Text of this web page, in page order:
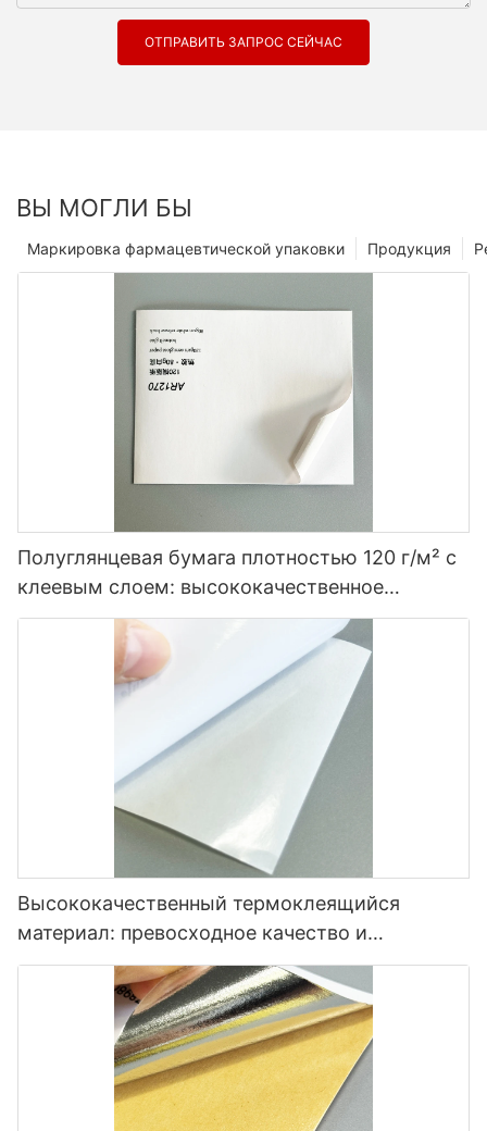
ОТПРАВИТЬ ЗАПРОС СЕЙЧАС
ВЫ МОГЛИ БЫ
Продукция
Маркировка фармацевтической упаковки
Полуглянцевая бумага плотностью 120 г/м² с
клеевым слоем: высококачественное
решение для маркировки.
Высококачественный термоклеящийся
материал: превосходное качество и
универсальность.